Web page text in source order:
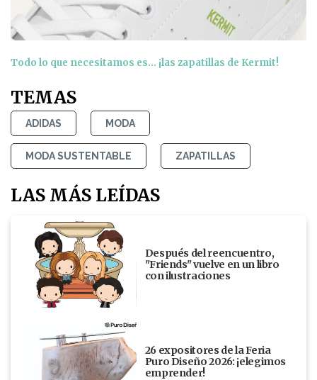
Todo lo que necesitamos es… ¡las zapatillas de Kermit!
TEMAS
ADIDAS MODA
MODA SUSTENTABLE ZAPATILLAS
LAS MÁS LEÍDAS
Después del reencuentro,
"Friends" vuelve en un libro
con ilustraciones
26 expositores de la Feria
Puro Diseño 2026: ¡elegimos
emprender!